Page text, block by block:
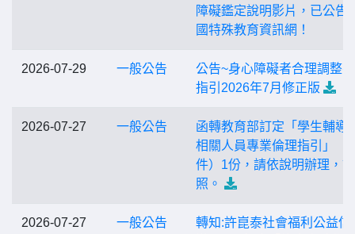
障礙鑑定說明影片，已公告
國特殊教育資訊網！
2026-07-29 一般公告
公告~身心障礙者合理調整
指引2026年7月修正版
2026-07-27 一般公告
函轉教育部訂定「學生輔導
相關人員專業倫理指引」（
件）1份，請依說明辦理，
照。
2026-07-27 一般公告
轉知:許崑泰社會福利公益信